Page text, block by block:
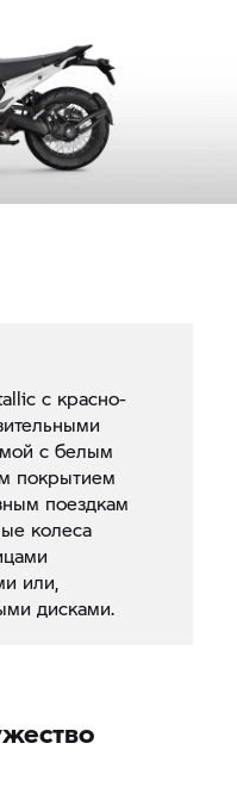
с красно-
с белым
покрытием
поездкам
колеса
или,
дисками.